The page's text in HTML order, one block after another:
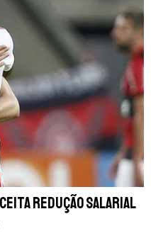
redução salarial